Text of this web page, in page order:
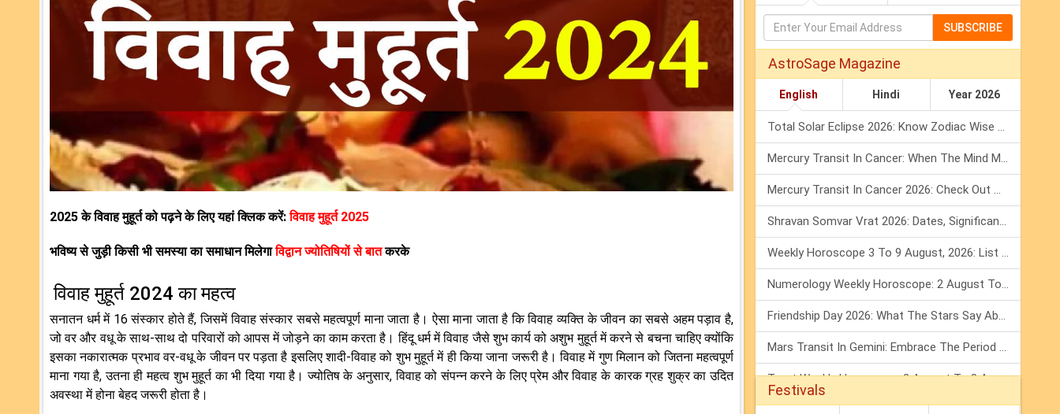
2025 के विवाह मुहूर्त को पढ़ने के लिए यहां क्लिक करें:विवाह मुहूर्त 2025
भविष्य से जुड़ी किसी भी समस्या का समाधान मिलेगाविद्वान ज्योतिषियों से बातकरके
विवाह मुहूर्त 2024 का महत्व
सनातन धर्म में 16 संस्कार होते हैं, जिसमें विवाह संस्कार सबसे महत्वपूर्ण माना जाता है। ऐसा माना जाता है कि विवाह व्यक्ति के जीवन का सबसे अहम पड़ाव है,
जो वर और वधू के साथ-साथ दो परिवारों को आपस में जोड़ने का काम करता है। हिंदू धर्म में विवाह जैसे शुभ कार्य को अशुभ मुहूर्त में करने से बचना चाहिए क्योंकि
इसका नकारात्मक प्रभाव वर-वधू के जीवन पर पड़ता है इसलिए शादी-विवाह को शुभ मुहूर्त में ही किया जाना जरूरी है। विवाह में गुण मिलान को जितना महत्वपूर्ण
माना गया है, उतना ही महत्व शुभ मुहूर्त का भी दिया गया है। ज्योतिष के अनुसार, विवाह को संपन्न करने के लिए प्रेम और विवाह के कारक ग्रह शुक्र का उदित
अवस्था में होना बेहद जरूरी होता है।
SUBSCRIBE
AstroSage Magazine
English Hindi Year 2026
Total Solar Eclipse 2026: Know Zodiac Wise Prediction
Mercury Transit In Cancer: When The Mind Meets The Heart!
Mercury Transit In Cancer 2026: Check Out What It Brings For You
Shravan Somvar Vrat 2026: Dates, Significance & Rituals In August
Weekly Horoscope 3 To 9 August, 2026: List Of Fasts & Festivals
Numerology Weekly Horoscope: 2 August To 8 August, 2026
Friendship Day 2026: What The Stars Say About Your Best Friend!
Mars Transit In Gemini: Embrace The Period Full Of Energy & Intelligence
Tarot Weekly Horoscope: 2 August To 8 August, 2026
Festivals